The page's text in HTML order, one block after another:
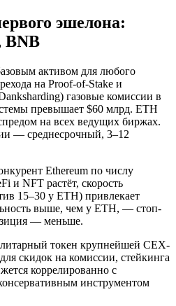
эшелона:
BNB
активом для любого
на Proof-of-Stake и
газовые комиссии в
превышает $60 млрд. ETH
на всех ведущих биржах.
— среднесрочный, 3–12
Ethereum по числу
и NFT растёт, скорость
15–30 у ETH) привлекает
выше, чем у ETH, — стоп-
— меньше.
токен крупнейшей CEX-
скидок на комиссии, стейкинга
коррелированно с
инструментом